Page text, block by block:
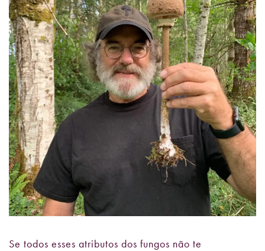
Se todos esses atributos dos fungos não te